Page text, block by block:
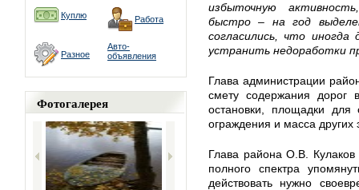
Куплю Работа
Разное
Авто-
объявления
Фотогалерея
избыточную
быстро – на год
согласились, что
устранить недоработки
Глава администрации
смету содержания дорог
остановки, площадки для
ограждения и масса других
Глава района О.В.
полного спектра
действовать нужно